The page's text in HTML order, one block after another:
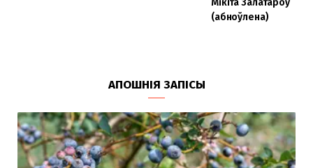
Мікіта Залатароў
(абноўлена)
АПОШНІЯ ЗАПІСЫ